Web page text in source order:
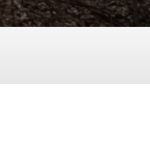
Mute Settings
PIP